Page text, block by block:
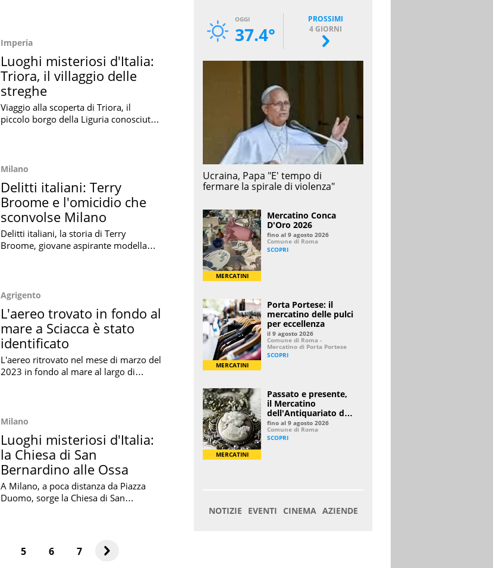
Imperia
Luoghi misteriosi d'Italia:
Triora, il villaggio delle
streghe
Viaggio alla scoperta di Triora, il
piccolo borgo della Liguria conosciuto
Milano
Delitti italiani: Terry
Broome e l'omicidio che
sconvolse Milano
Delitti italiani, la storia di Terry
Broome, giovane aspirante modella
Agrigento
L'aereo trovato in fondo al
mare a Sciacca è stato
identificato
L'aereo ritrovato nel mese di marzo del
2023 in fondo al mare al largo di
Milano
Luoghi misteriosi d'Italia:
la Chiesa di San
Bernardino alle Ossa
A Milano, a poca distanza da Piazza
Duomo, sorge la Chiesa di San
5 6 7